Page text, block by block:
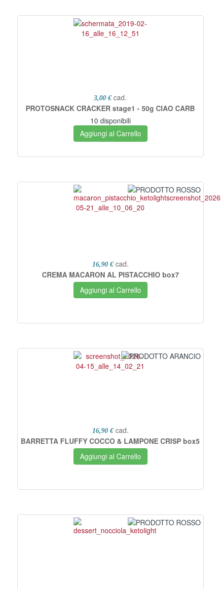
3,00 € cad.
PROTOSNACK CRACKER stage1 - 50g CIAO CARB
10 disponibili
Aggiungi al Carrello
16,90 € cad.
CREMA MACARON AL PISTACCHIO box7
Aggiungi al Carrello
16,90 € cad.
BARRETTA FLUFFY COCCO & LAMPONE CRISP box5
Aggiungi al Carrello